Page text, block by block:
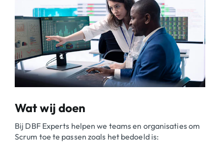
Wat wij doen
Bij DBF Experts helpen we teams en organisaties om
Scrum toe te passen zoals het bedoeld is: